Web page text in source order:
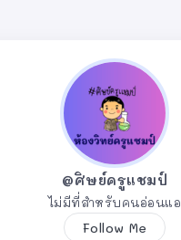
@ศิษย์ครูแชมป์
ไม่มีที่สำหรับคนอ่อนแอ
Follow Me